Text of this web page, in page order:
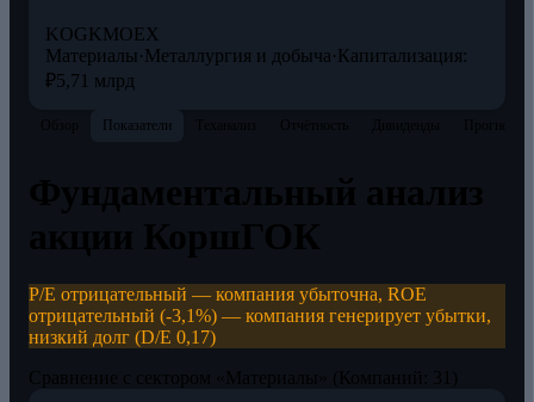
KOGKMOEX
Материалы·Металлургия и добыча·Капитализация:
₽5,71 млрд
Показатели
P/E отрицательный — компания убыточна, ROE
отрицательный (-3,1%) — компания генерирует убытки,
низкий долг (D/E 0,17)